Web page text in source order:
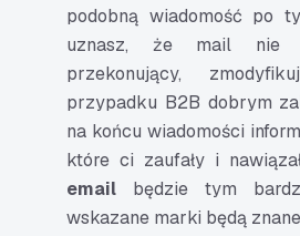
podobną wiadomość po
uznasz, że mail nie
przekonujący,
przypadku B2B dobrym
na końcu wiadomości
które ci zaufały i
email będzie tym
wskazane marki będą